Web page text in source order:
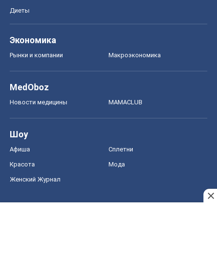
Диеты
Экономика
Рынки и компании Mакроэкономика
MedOboz
Новости медицины MAMACLUB
Шоу
Афиша Сплетни
Красота Мода
Женский Журнал